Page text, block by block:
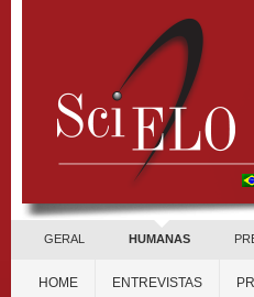
GERAL HUMANAS
HOME ENTREVISTAS